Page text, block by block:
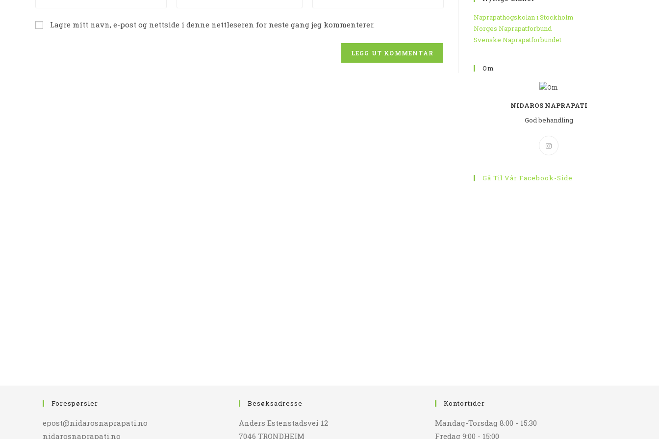
or
username
address
URL
(optional)
Lagre mitt navn, e-post og nettside i denne nettleseren for neste gang jeg kommenterer.
Naprapathögskolan i Stockholm
Norges Naprapatforbund
Svenske Naprapatforbundet
Om
NIDAROS NAPRAPATI
God behandling
Gå Til Vår Facebook-Side
Forespørsler
epost@nidarosnaprapati.no
nidarosnaprapati.no
Besøksadresse
Anders Estenstadsvei 12
7046 TRONDHEIM
Kontortider
Mandag-Torsdag 8:00 - 15:30
Fredag 9:00 - 15:00